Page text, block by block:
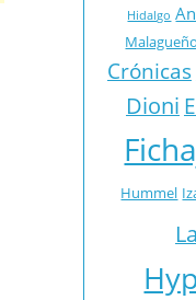
Hidalgo
Malagueño
Crónicas
Dioni
Hummel